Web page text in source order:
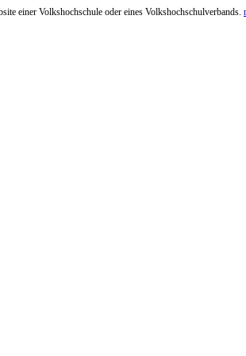
einer Volkshochschule oder eines Volkshochschulverbands.